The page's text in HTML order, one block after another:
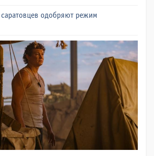
саратовцев одобряют режим